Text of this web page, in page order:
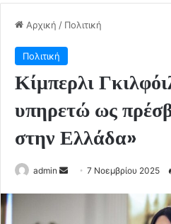
Αρχική / Πολιτική
Πολιτική
Κίμπερλι
υπηρετώ ως
στην Ελλάδα»
admin
Send7 Νοεμβρίου 2025